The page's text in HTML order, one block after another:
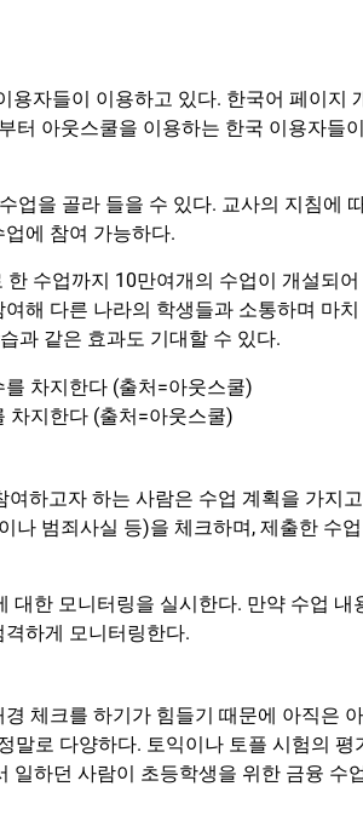
자들이 이용하고 있다. 한국어 페이지
터 아웃스쿨을 이용하는 한국 이용자들이
업을 골라 들을 수 있다. 교사의 지침에
에 참여 가능하다.
수업까지 10만여개의 수업이 개설되어
해 다른 나라의 학생들과 소통하며 마치
과 같은 효과도 기대할 수 있다.
차지한다 (출처=아웃스쿨)
하고자 하는 사람은 수업 계획을 가지고
나 범죄사실 등)을 체크하며, 제출한 수업
대한 모니터링을 실시한다. 만약 수업 내
하게 모니터링한다.
체크를 하기가 힘들기 때문에 아직은 아
말로 다양하다. 토익이나 토플 시험의 평
일하던 사람이 초등학생을 위한 금융 수